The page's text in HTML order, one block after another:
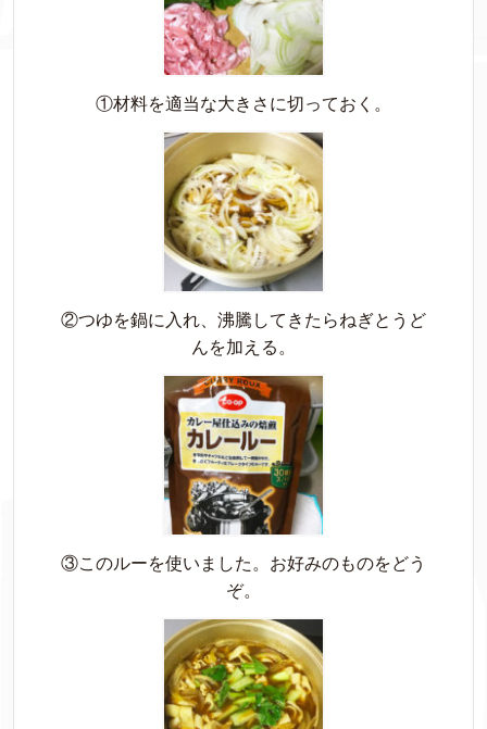
①材料を適当な大きさに切っておく。
②つゆを鍋に入れ、沸騰してきたらねぎとうど
んを加える。
③このルーを使いました。お好みのものをどう
ぞ。